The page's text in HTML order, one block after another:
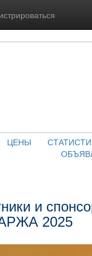
ЦЕНЫ
и
2025